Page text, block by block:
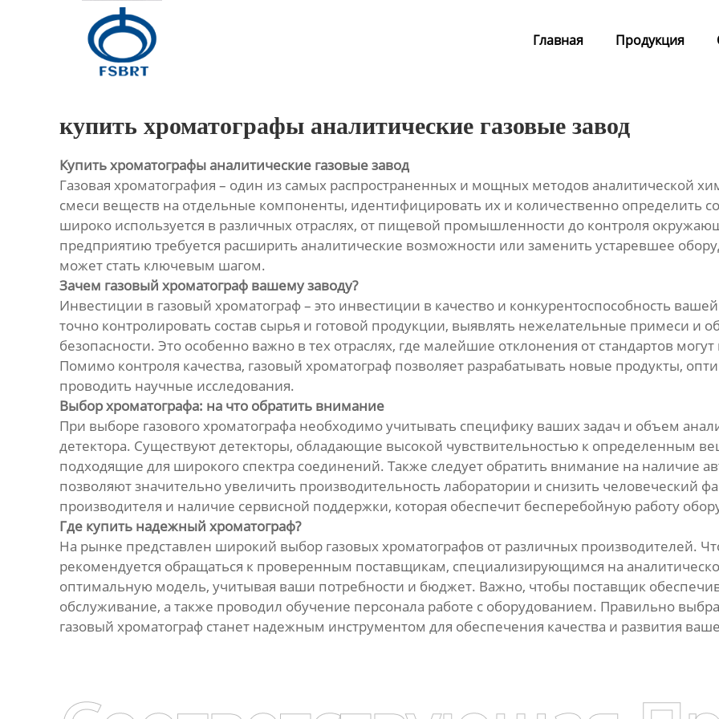
Главная Продукция
Контакты
купить хроматографы аналитические газовые завод
Купить хроматографы аналитические газовые завод
Газовая хроматография – один из самых распространенных и мощных методов аналитической
смеси веществ на отдельные компоненты, идентифицировать их и количественно определить
широко используется в различных отраслях, от пищевой промышленности до контроля
предприятию требуется расширить аналитические возможности или заменить устаревшее
может стать ключевым шагом.
Зачем газовый хроматограф вашему заводу?
Инвестиции в газовый хроматограф – это инвестиции в качество и конкурентоспособность
точно контролировать состав сырья и готовой продукции, выявлять нежелательные примеси и
безопасности. Это особенно важно в тех отраслях, где малейшие отклонения от стандартов
Помимо контроля качества, газовый хроматограф позволяет разрабатывать новые продукты,
проводить научные исследования.
Выбор хроматографа: на что обратить внимание
При выборе газового хроматографа необходимо учитывать специфику ваших задач и объем
детектора. Существуют детекторы, обладающие высокой чувствительностью к определенным
подходящие для широкого спектра соединений. Также следует обратить внимание на наличие
позволяют значительно увеличить производительность лаборатории и снизить человеческий
производителя и наличие сервисной поддержки, которая обеспечит бесперебойную работу
Где купить надежный хроматограф?
На рынке представлен широкий выбор газовых хроматографов от различных производителей.
рекомендуется обращаться к проверенным поставщикам, специализирующимся на
оптимальную модель, учитывая ваши потребности и бюджет. Важно, чтобы поставщик
обслуживание, а также проводил обучение персонала работе с оборудованием. Правильно
газовый хроматограф станет надежным инструментом для обеспечения качества и развития